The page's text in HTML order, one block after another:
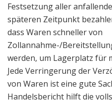
Festsetzung aller
späteren Zeitpunkt
dass Waren schneller von
Zollannahme-/
werden, um Lagerplatz für
Jede Verringerung der
von Waren ist eine gute
Handelsbericht hilft die